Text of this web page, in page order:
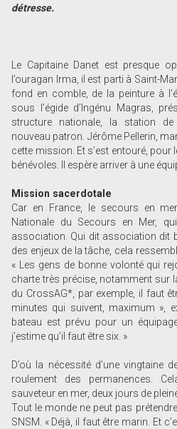
détresse.
Le Capitaine Danet est presque
l’ouragan Irma, il est parti à Saint-
fond en comble, de la peinture à
sous l’égide d’Ingénu Magras,
structure nationale, la station
nouveau patron. Jérôme Pellerin,
cette mission. Et s’est entouré, pour
bénévoles. Il espère arriver à une
Mission sacerdotale
Car en France, le secours en
Nationale du Secours en Mer,
association. Qui dit association dit
des enjeux de la tâche, cela
« Les gens de bonne volonté qui
charte très précise, notamment sur
du CrossAG*, par exemple, il faut
minutes qui suivent, maximum »,
bateau est prévu pour un
j’estime qu’il faut être six. »
D’où la nécessité d’une vingtaine
roulement des permanences.
sauveteur en mer, deux jours de
Tout le monde ne peut pas
SNSM. « Déjà, il faut être marin. Et